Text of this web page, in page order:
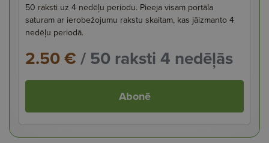
50 raksti uz 4 nedēļu periodu. Pieeja visam portāla
saturam ar ierobežojumu rakstu skaitam, kas jāizmanto 4
nedēļu periodā.
2.50 € / 50 raksti 4 nedēļās
Abonē